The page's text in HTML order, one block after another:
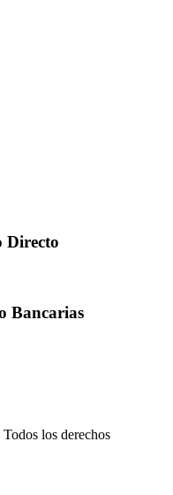
Directo
Bancarias
los derechos